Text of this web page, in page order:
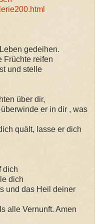
gedeihen.
Früchte reifen
und stelle
über dir,
er in dir , was
quält, lasse er dich
dich
dich
und das Heil deiner
alle Vernunft. Amen